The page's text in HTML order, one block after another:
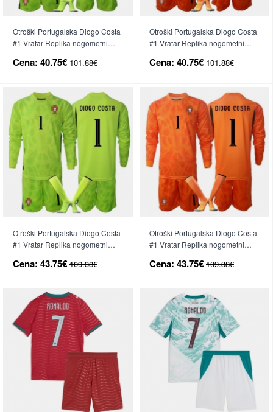
Otroški Portugalska Diogo Costa
#1 Vratar Replika nogometni
Kratek Rokav (+ hlače)
Cena: 40.75€ 101.88€
Otroški Portugalska Diogo Costa
#1 Vratar Replika nogometni
Kratek Rokav (+ hlače)
Cena: 40.75€ 101.88€
Otroški Portugalska Diogo Costa
#1 Vratar Replika nogometni
Dolgi Rokav (+ hlače)
Cena: 43.75€ 109.38€
Otroški Portugalska Diogo Costa
#1 Vratar Replika nogometni
Dolgi Rokav (+ hlače)
Cena: 43.75€ 109.38€